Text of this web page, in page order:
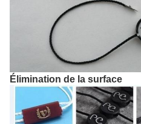
Élimination de la surface